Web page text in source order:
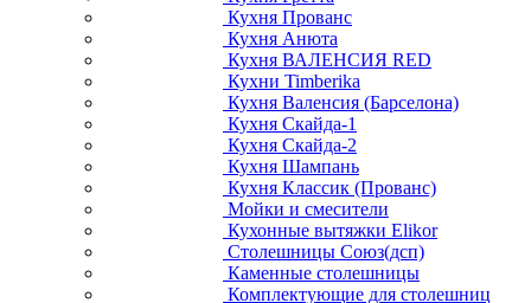
Кухня Прованс
Кухня Анюта
Кухня ВАЛЕНСИЯ RED
Кухни Timberika
Кухня Валенсия (Барселона)
Кухня Скайда-1
Кухня Скайда-2
Кухня Шампань
Кухня Классик (Прованс)
Мойки и смесители
Кухонные вытяжки Elikor
Столешницы Союз(дсп)
Каменные столешницы
Комплектующие для столешниц